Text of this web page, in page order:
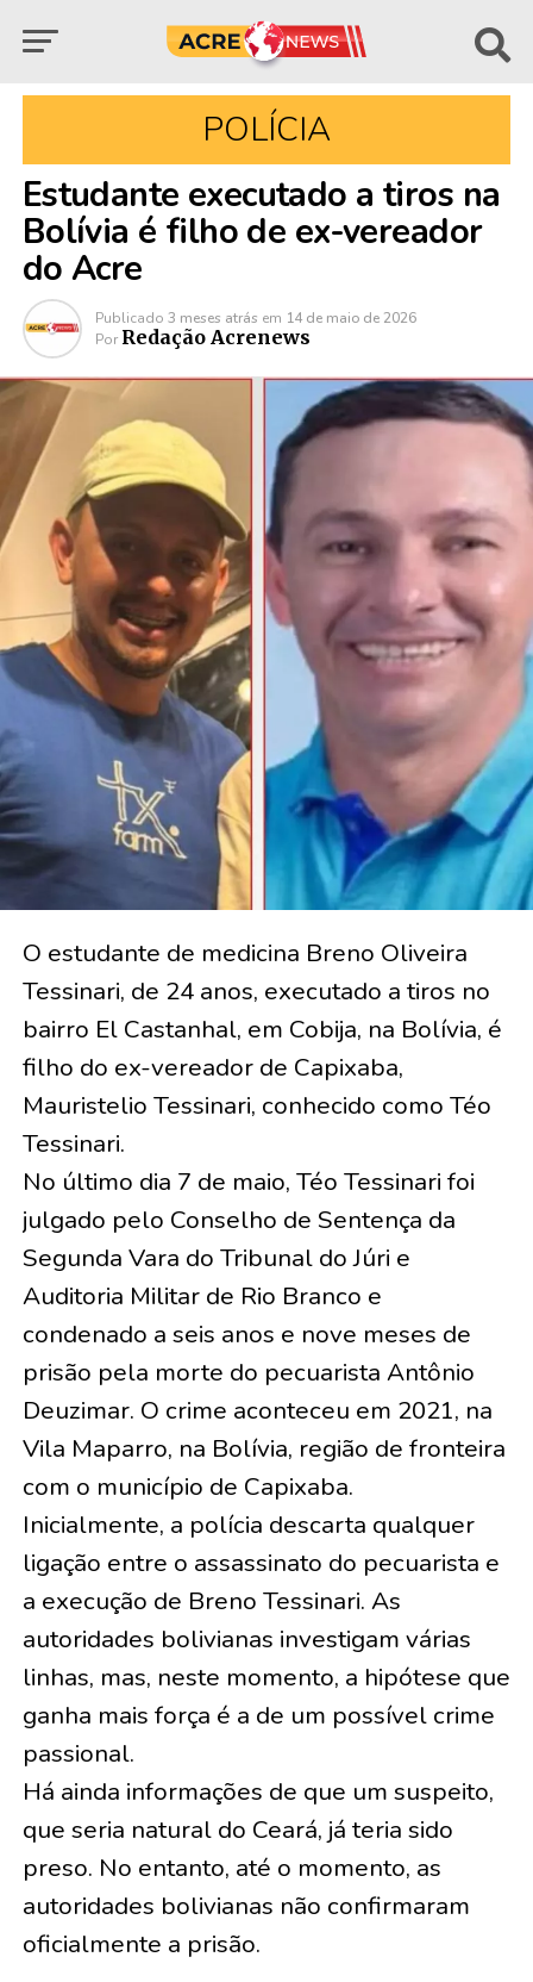
POLÍCIA
Estudante executado a tiros na
Bolívia é filho de ex-vereador
do Acre
Publicado 3 meses atrás em 14 de maio de 2026
Por Redação Acrenews
O estudante de medicina Breno Oliveira
Tessinari, de 24 anos, executado a tiros no
bairro El Castanhal, em Cobija, na Bolívia, é
filho do ex-vereador de Capixaba,
Mauristelio Tessinari, conhecido como Téo
Tessinari.
No último dia 7 de maio, Téo Tessinari foi
julgado pelo Conselho de Sentença da
Segunda Vara do Tribunal do Júri e
Auditoria Militar de Rio Branco e
condenado a seis anos e nove meses de
prisão pela morte do pecuarista Antônio
Deuzimar. O crime aconteceu em 2021, na
Vila Maparro, na Bolívia, região de fronteira
com o município de Capixaba.
Inicialmente, a polícia descarta qualquer
ligação entre o assassinato do pecuarista e
a execução de Breno Tessinari. As
autoridades bolivianas investigam várias
linhas, mas, neste momento, a hipótese que
ganha mais força é a de um possível crime
passional.
Há ainda informações de que um suspeito,
que seria natural do Ceará, já teria sido
preso. No entanto, até o momento, as
autoridades bolivianas não confirmaram
oficialmente a prisão.